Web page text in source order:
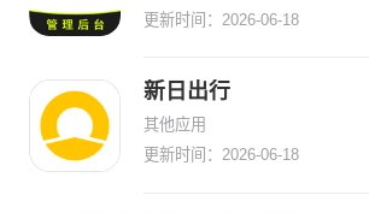
更新时间：2026-06-18
新日出行
其他应用
更新时间：2026-06-18